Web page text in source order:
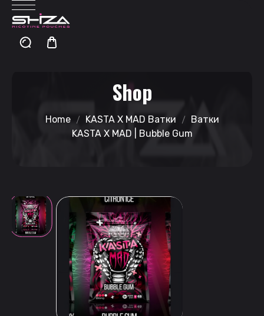
Shop
Home KASTA X MAD Ватки
Ватки
KASTA X MAD | Bubble Gum